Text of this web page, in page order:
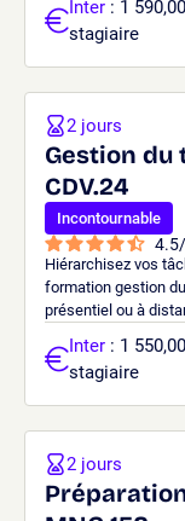
Inter : 1
stagiaire
Gestion du
CDV.24
Incontournable
4.5/
Hiérarchisez vos
formation gestion
présentiel ou à
2 jours
Inter : 1
stagiaire
2 jours